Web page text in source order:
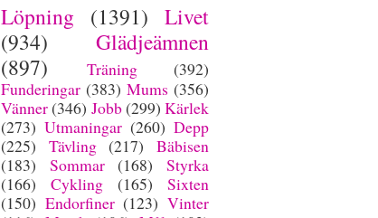
Löpning (1391) Livet
(934)
Glädjeämnen
(897)
Träning
(392)
Funderingar (383) Mums (356)
Vänner(346) Jobb(299) Kärlek
(273) Utmaningar (260) Depp
(225)
Tävling (217)
Bäbisen
(183)
Sommar (168)
Styrka
(166)
Cykling (165)
Sixten
(150) Endorfiner (123) Vinter